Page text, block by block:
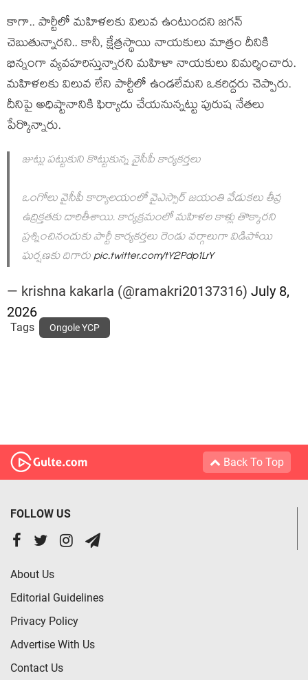
కాగా.. పార్టీలో మ‌హిళ‌ల‌కు విలువ ఉంటుంద‌ని జ‌గ‌న్
చెబుతున్నార‌ని.. కానీ, క్షేత్ర‌స్థాయి నాయ‌కులు మాత్రం దీనికి
భిన్నంగా వ్య‌వ‌హ‌రిస్తున్నార‌ని మ‌హిళా నాయ‌కులు విమ‌ర్శించారు.
మ‌హిళ‌ల‌కు విలువ లేని పార్టీలో ఉండ‌లేమ‌ని ఒక‌రిద్ద‌రు చెప్పారు.
దీనిపై అధిష్టానానికి ఫిర్యాదు చేయ‌నున్న‌ట్టు పురుష నేత‌లు
పేర్కొన్నారు.
జుట్లు పట్టుకుని కొట్టుకున్న వైసీపీ కార్యకర్తలు
ఒంగోలు వైసీపీ కార్యాలయంలో వైఎస్సార్ జయంతి వేడుకలు తీవ్ర
ఉద్రిక్తతకు దారితీశాయి. కార్యక్రమంలో మహిళల కాళ్లు తొక్కారని
ప్రశ్నించినందుకు పార్టీ కార్యకర్తలు రెండు వర్గాలుగా విడిపోయి
ఘర్షణకు దిగారుpic.twitter.com/tY2Pdp1LrY
— krishna kakarla (@ramakri20137316) July 8,
2026
Tags Ongole YCP
Back To Top
FOLLOW US
About Us
Editorial Guidelines
Privacy Policy
Advertise With Us
Contact Us